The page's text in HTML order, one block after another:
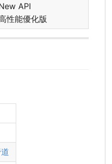
API
性能優化版